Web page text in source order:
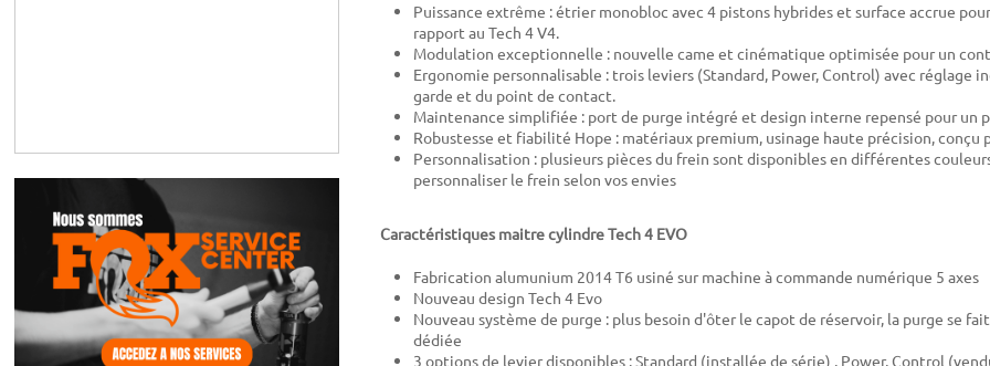
Puissance extrême : étrier monobloc avec 4 pistons hybrides et surface accrue
rapport au Tech 4 V4.
Modulation exceptionnelle : nouvelle came et cinématique optimisée pour un
Ergonomie personnalisable : trois leviers (Standard, Power, Control) avec réglage
garde et du point de contact.
Maintenance simplifiée : port de purge intégré et design interne repensé pour un
Robustesse et fiabilité Hope : matériaux premium, usinage haute précision, conçu
Personnalisation : plusieurs pièces du frein sont disponibles en différentes
personnaliser le frein selon vos envies
Caractéristiques maitre cylindre Tech 4 EVO
Fabrication alumunium 2014 T6 usiné sur machine à commande numérique 5 axes
Nouveau design Tech 4 Evo
Nouveau système de purge : plus besoin d'ôter le capot de réservoir, la purge se
dédiée
3 options de levier disponibles : Standard (installée de série) , Power, Control